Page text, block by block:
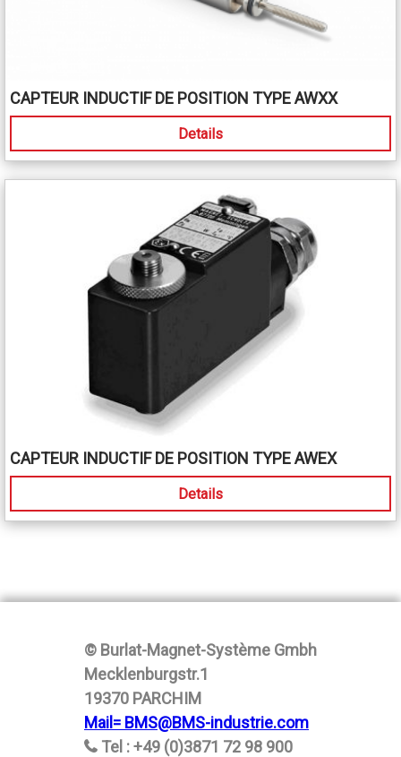
CAPTEUR INDUCTIF DE POSITION TYPE AWXX
Details
CAPTEUR INDUCTIF DE POSITION TYPE AWEX
Details
© Burlat-Magnet-Système Gmbh
Mecklenburgstr.1
19370 PARCHIM
Mail= BMS@BMS-industrie.com
Tel : +49 (0)3871 72 98 900